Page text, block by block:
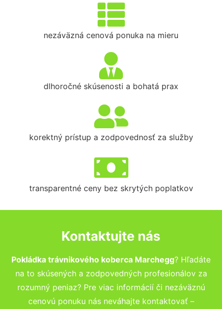
nezáväzná cenová ponuka na mieru
dlhoročné skúsenosti a bohatá prax
korektný prístup a zodpovednosť za služby
transparentné ceny bez skrytých poplatkov
Kontaktujte nás
Pokládka trávnikového koberca Marchegg? Hľadáte
na to skúsených a zodpovedných profesionálov za
rozumný peniaz? Pre viac informácií či nezáväznú
cenovú ponuku nás neváhajte kontaktovať –